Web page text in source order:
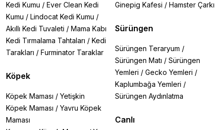
Kedi Kumu / Ever Clean Kedi
Kumu / Lindocat Kedi Kumu /
Akıllı Kedi Tuvaleti / Mama Kabı
Kedi Tırmalama Tahtaları / Kedi
Tarakları / Furminator Taraklar
Köpek
Köpek Maması / Yetişkin
Köpek Maması / Yavru Köpek
Maması
Ginepig Kafesi / Hamster Çarkı
Sürüngen
Sürüngen Teraryum /
Sürüngen Matı / Sürüngen
Yemleri / Gecko Yemleri /
Kaplumbağa Yemleri /
Sürüngen Aydınlatma
Canlı